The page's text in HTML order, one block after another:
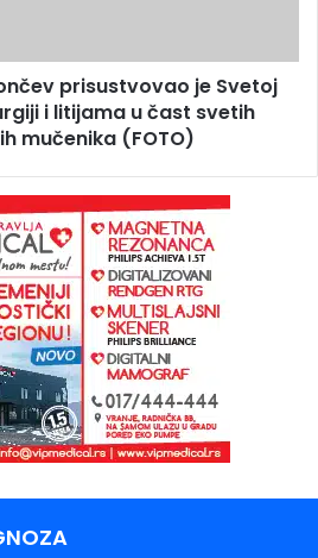
prisustvovao je Svetoj
i litijama u čast svetih
mučenika (FOTO)